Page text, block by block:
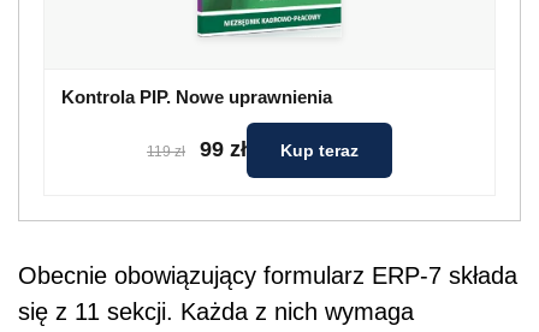
Kontrola PIP. Nowe uprawnienia
119 zł 99 zł Kup teraz
Obecnie obowiązujący formularz ERP-7 składa
się z 11 sekcji. Każda z nich wymaga